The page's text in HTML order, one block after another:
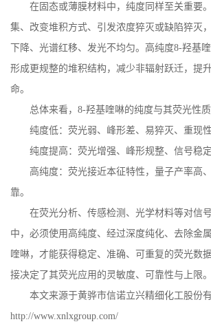
在固态或薄膜材料中，纯度同样至关重要
集、改变堆积方式、引发浓度猝灭或缺陷猝灭
下降、光谱红移、发光不均匀。高纯度8-羟基
形成更规整的堆积结构，减少非辐射跃迁，提
命。
总体来看， 8-羟基喹啉的纯度与其荧光性
纯度低：荧光弱、峰形差、易猝灭、重现性
纯度提高：荧光增强、峰形规整、信号稳定
高纯度：荧光接近本征特性，量子产率高
靠。
在荧光分析、传感检测、光学材料等对信
中，必须使用高纯度、经过深度纯化、去除金
喹啉，才能获得稳定、准确、可重复的荧光数
接决定了其荧光应用的灵敏度、可靠性与上限。
本文来源于黄骅市信诺立兴精细化工股份
http://www.xnlxgroup.com/